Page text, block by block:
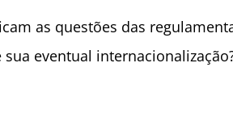
as questões das
sua eventual